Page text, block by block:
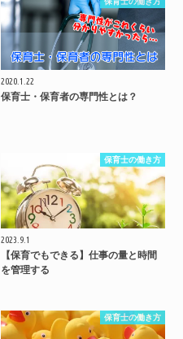
2020.1.22
保育士・保育者の専門性とは？
保育士の働き方
2023.9.1
【保育でもできる】仕事の量と時間
を管理する
保育士の働き方